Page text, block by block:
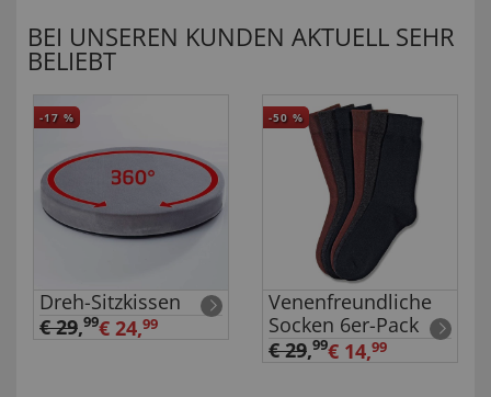
BEI UNSEREN KUNDEN AKTUELL SEHR
BELIEBT
-17 %
Dreh-Sitzkissen
€ 29,99€ 24,99
-50 %
Venenfreundliche
Socken 6er-Pack
€ 29,99€ 14,99